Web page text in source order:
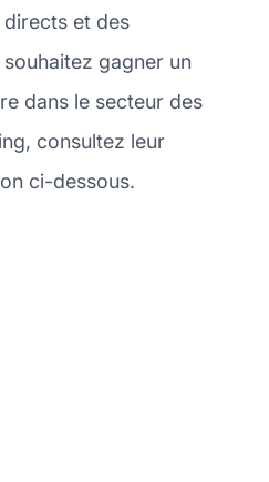
directs et des
gagner un
dans le secteur des
consultez leur
ci-dessous.